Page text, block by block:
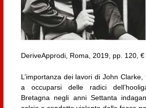
DeriveApprodi, Roma, 2019, pp. 120,
L’importanza dei lavori di John
a occuparsi delle radici
Bretagna negli anni Settanta